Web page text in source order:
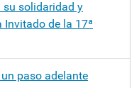
su solidaridad y
de la 17ª
paso adelante